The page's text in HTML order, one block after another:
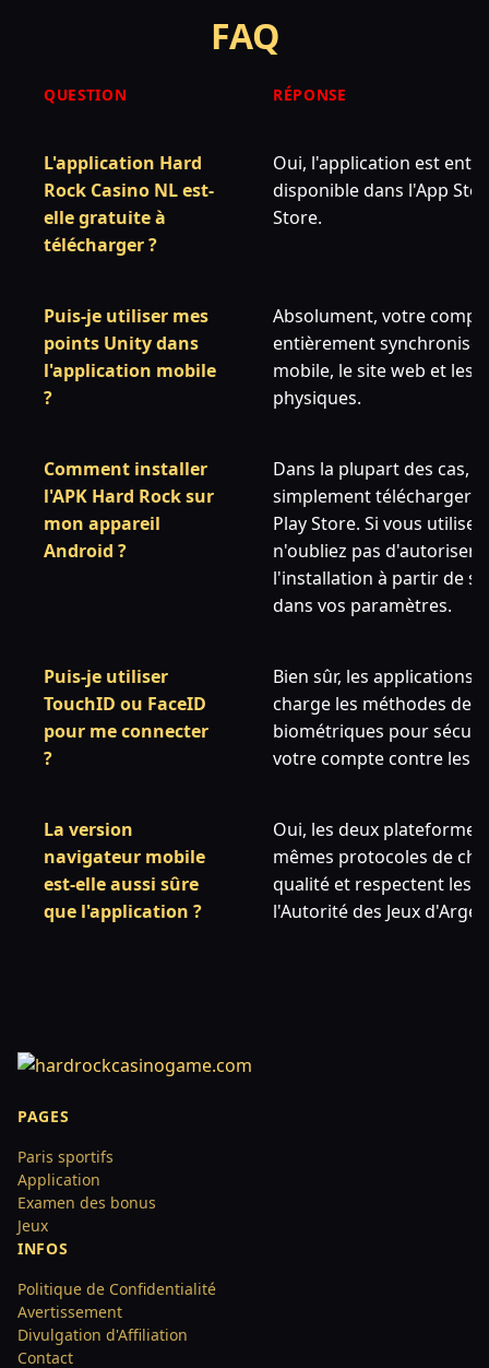
FAQ
QUESTION RÉPONSE
L'application Hard
Rock Casino NL est-
elle gratuite à
télécharger ?
Oui, l'application est
disponible dans l'App
Store.
Puis-je utiliser mes
points Unity dans
l'application mobile
?
Absolument, votre
entièrement synchronisé
mobile, le site web et les
physiques.
Comment installer
l'APK Hard Rock sur
mon appareil
Android ?
Dans la plupart des cas,
simplement télécharger
Play Store. Si vous
n'oubliez pas d'autoriser
l'installation à partir de
dans vos paramètres.
Puis-je utiliser
TouchID ou FaceID
pour me connecter
?
Bien sûr, les applications
charge les méthodes de
biométriques pour
votre compte contre les
La version
navigateur mobile
est-elle aussi sûre
que l'application ?
Oui, les deux
mêmes protocoles de
qualité et respectent les
l'Autorité des Jeux
PAGES
Paris sportifs
Application
Examen des bonus
Jeux
INFOS
Politique de Confidentialité
Avertissement
Divulgation d'Affiliation
Contact